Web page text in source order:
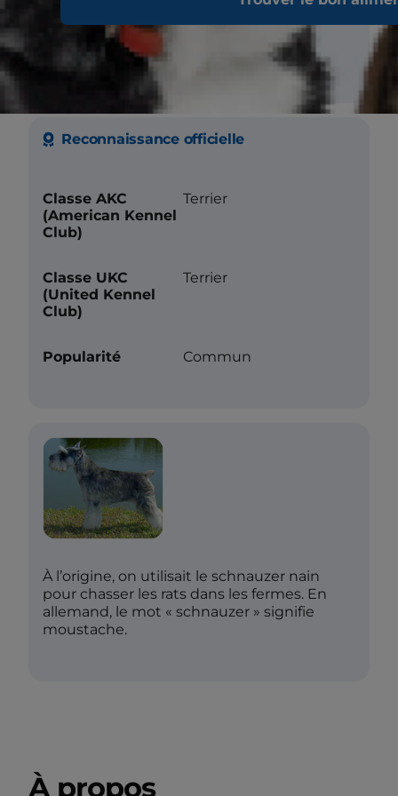
Tendance à
creuser
Reconnaissance officielle
Classe AKC
(American Kennel
Club)
Terrier
Classe UKC
(United Kennel
Club)
Terrier
Popularité Commun
À l’origine, on utilisait le schnauzer nain
pour chasser les rats dans les fermes. En
allemand, le mot « schnauzer » signifie
moustache.
À propos